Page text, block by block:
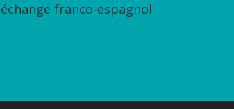
échange franco-espagnol